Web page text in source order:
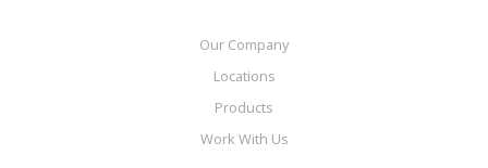
Our Company
Locations
Products
Work With Us